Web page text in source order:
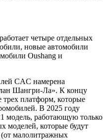
четыре отдельных
новые автомобили
Oushang и
CAC намерена
Шангри-Ла». К концу
трех платформ, которые
В 2025 году
модель, работающую только
моделей, которые будут
(от малолитражных